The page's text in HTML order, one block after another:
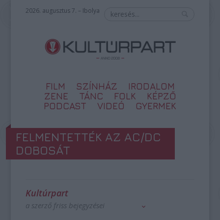
2026. augusztus 7. – Ibolya
FILM SZÍNHÁZ
IRODALOM
ZENE
TÁNC FOLK
KÉPZŐ
PODCAST
VIDEÓ GYERMEK
FELMENTETTÉK AZ AC/DC
DOBOSÁT
Kultúrpart
a szerző friss bejegyzései